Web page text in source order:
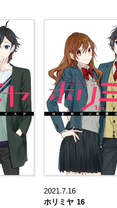
2021.7.16
ホリミヤ 16